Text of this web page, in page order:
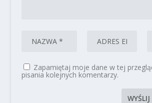
Zapamiętaj moje dane w tej
pisania kolejnych komentarzy.